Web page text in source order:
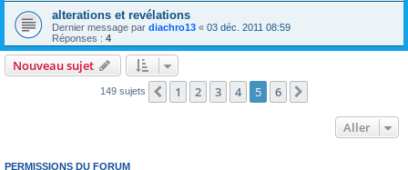
alterations et revélations
Dernier message par diachro13 « 03 déc. 2011 08:59
Réponses : 4
Nouveau sujet
149 sujets Précédent
1 2 3 4 5 6
Aller
PERMISSIONS DU FORUM